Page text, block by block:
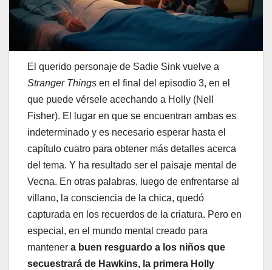
El querido personaje de Sadie Sink vuelve a
Stranger Things en el final del episodio 3, en el
que puede vérsele acechando a Holly (Nell
Fisher). El lugar en que se encuentran ambas es
indeterminado y es necesario esperar hasta el
capítulo cuatro para obtener más detalles acerca
del tema. Y ha resultado ser el paisaje mental de
Vecna. En otras palabras, luego de enfrentarse al
villano, la consciencia de la chica, quedó
capturada en los recuerdos de la criatura. Pero en
especial, en el mundo mental creado para
mantener a buen resguardo a los niños que
secuestrará de Hawkins, la primera Holly